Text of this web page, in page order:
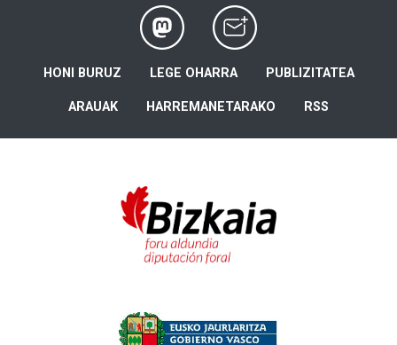
HONI BURUZ LEGE OHARRA PUBLIZITATEA
ARAUAK HARREMANETARAKO RSS